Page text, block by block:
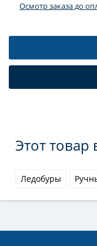
Осмотр заказа до
Этот товар
Ледобуры